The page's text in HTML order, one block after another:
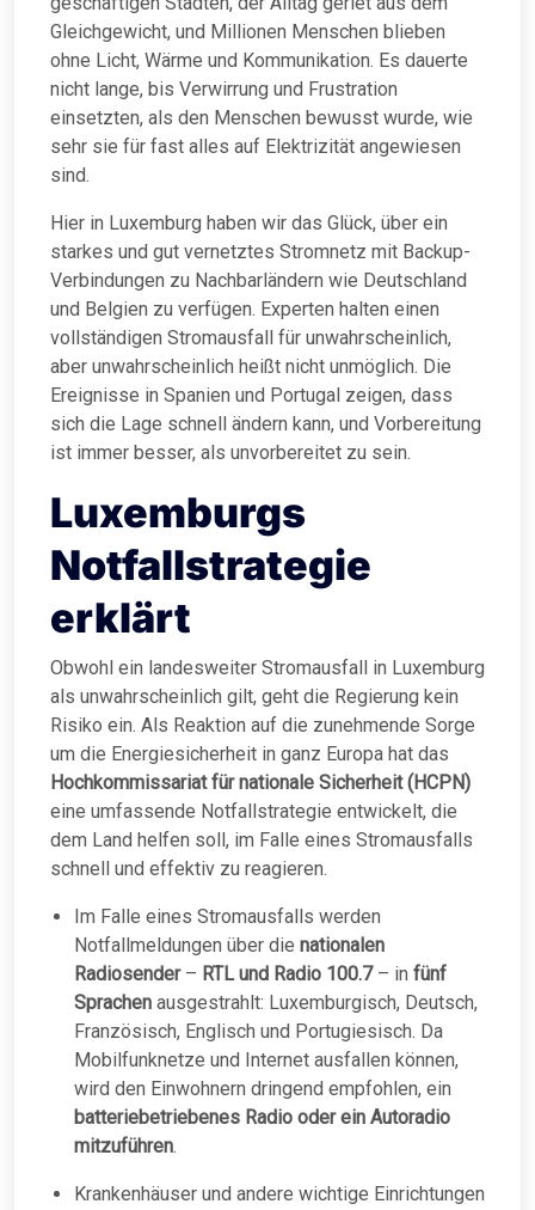
Gleichgewicht, und Millionen Menschen blieben
ohne Licht, Wärme und Kommunikation. Es dauerte
nicht lange, bis Verwirrung und Frustration
einsetzten, als den Menschen bewusst wurde, wie
sehr sie für fast alles auf Elektrizität angewiesen
sind.
Hier in Luxemburg haben wir das Glück, über ein
starkes und gut vernetztes Stromnetz mit Backup-
Verbindungen zu Nachbarländern wie Deutschland
und Belgien zu verfügen. Experten halten einen
vollständigen Stromausfall für unwahrscheinlich,
aber unwahrscheinlich heißt nicht unmöglich. Die
Ereignisse in Spanien und Portugal zeigen, dass
sich die Lage schnell ändern kann, und Vorbereitung
ist immer besser, als unvorbereitet zu sein.
Luxemburgs
Notfallstrategie
erklärt
Obwohl ein landesweiter Stromausfall in Luxemburg
als unwahrscheinlich gilt, geht die Regierung kein
Risiko ein. Als Reaktion auf die zunehmende Sorge
um die Energiesicherheit in ganz Europa hat das
Hochkommissariat für nationale Sicherheit (HCPN)
eine umfassende Notfallstrategie entwickelt, die
dem Land helfen soll, im Falle eines Stromausfalls
schnell und effektiv zu reagieren.
Im Falle eines Stromausfalls werden
Notfallmeldungen über die nationalen
Radiosender– RTL und Radio 100.7– in fünf
Sprachen ausgestrahlt: Luxemburgisch, Deutsch,
Französisch, Englisch und Portugiesisch. Da
Mobilfunknetze und Internet ausfallen können,
wird den Einwohnern dringend empfohlen, ein
batteriebetriebenes Radio oder ein Autoradio
mitzuführen.
Krankenhäuser und andere wichtige Einrichtungen